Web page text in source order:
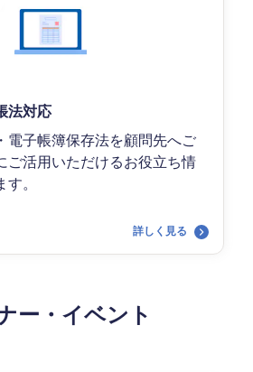
法対応
電子帳簿保存法を顧問先へご
ご活用いただけるお役立ち情
。
詳しく見る
ー・イベント